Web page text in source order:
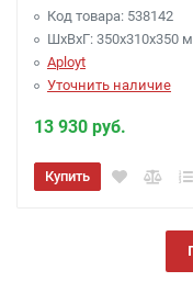
Код товара: 538142
ШхВхГ: 350x310x350
Aployt
Уточнить наличие
13 930 руб.
Купить